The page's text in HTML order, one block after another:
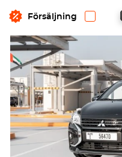
Försäljning